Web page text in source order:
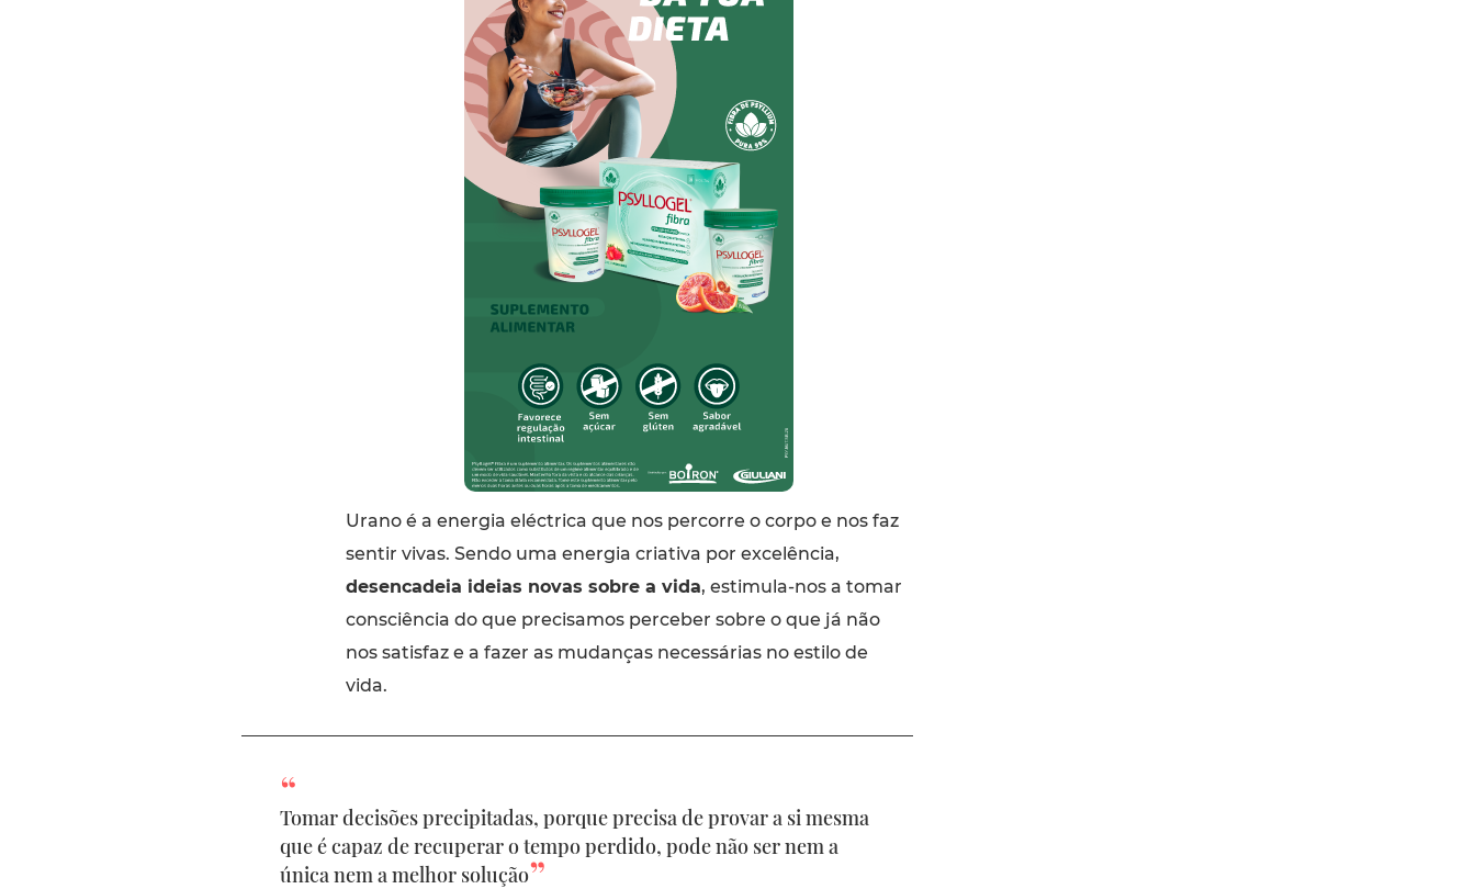
Urano é a energia eléctrica que nos percorre o corpo e nos faz
sentir vivas. Sendo uma energia criativa por excelência,
desencadeia ideias novas sobre a vida, estimula-nos a tomar
consciência do que precisamos perceber sobre o que já não
nos satisfaz e a fazer as mudanças necessárias no estilo de
vida.
Tomar decisões precipitadas, porque precisa de provar a si mesma
que é capaz de recuperar o tempo perdido, pode não ser nem a
única nem a melhor solução